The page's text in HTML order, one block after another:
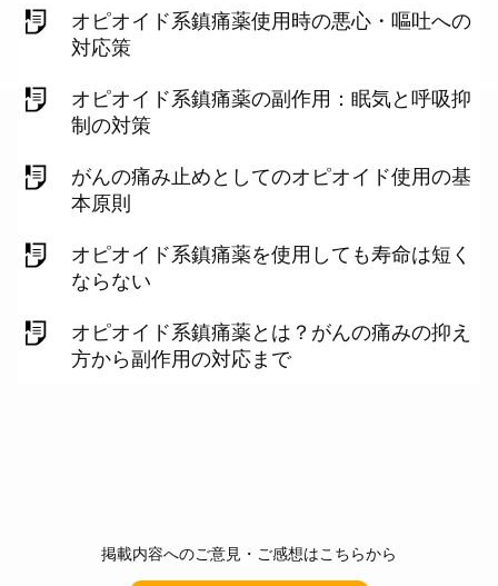
オピオイド系鎮痛薬使用時の悪心・嘔吐への
対応策
オピオイド系鎮痛薬の副作用：眠気と呼吸抑
制の対策
がんの痛み止めとしてのオピオイド使用の基
本原則
オピオイド系鎮痛薬を使用しても寿命は短く
ならない
オピオイド系鎮痛薬とは？がんの痛みの抑え
方から副作用の対応まで
掲載内容へのご意見・ご感想はこちらから